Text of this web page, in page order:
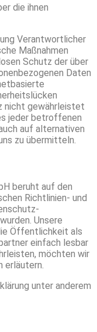
die ihnen
Verantwortlicher
Maßnahmen
Schutz der über
Daten
nicht gewährleistet
jeder betroffenen
auf alternativen
zu übermitteln.
beruht auf den
Richtlinien- und
Unsere
Öffentlichkeit als
einfach lesbar
möchten wir
erläutern.
unter anderem